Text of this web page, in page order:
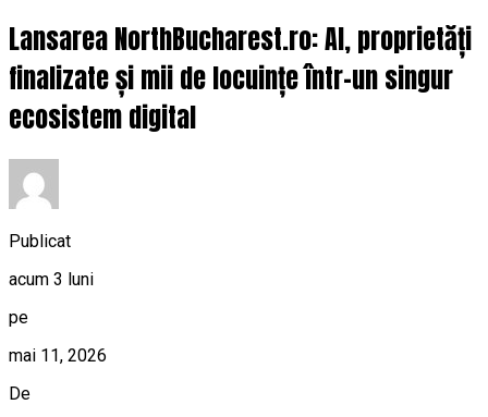
Lansarea NorthBucharest.ro: AI, proprietăți
finalizate și mii de locuințe într-un singur
ecosistem digital
Publicat
acum 3 luni
pe
mai 11, 2026
De